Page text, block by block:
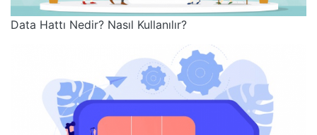
Data Hattı Nedir? Nasıl Kullanılır?